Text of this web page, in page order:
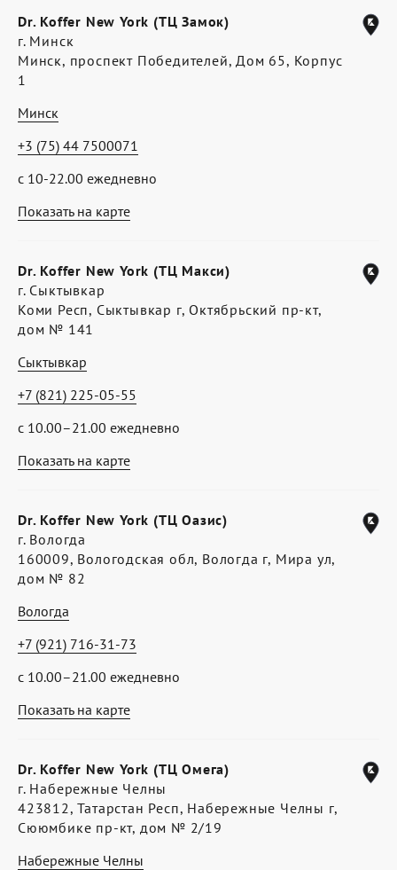
Показать на карте
Dr. Koffer New York (ТЦ Замок)
г. Минск
Минск, проспект Победителей, Дом 65, Корпус
1
Минск
с 10-22.00 ежедневно
+3 (75) 44 7500071
Показать на карте
Dr. Koffer New York (ТЦ Макси)
г. Сыктывкар
Коми Респ, Сыктывкар г, Октябрьский пр-кт,
дом № 141
Сыктывкар
с 10.00–21.00 ежедневно
+7 (821) 225-05-55
Показать на карте
Dr. Koffer New York (ТЦ Оазис)
г. Вологда
160009, Вологодская обл, Вологда г, Мира ул,
дом № 82
Вологда
с 10.00–21.00 ежедневно
+7 (921) 716-31-73
Dr. Koffer New York (ТЦ Омега)
г. Набережные Челны
423812, Татарстан Респ, Набережные Челны г,
Сююмбике пр-кт, дом № 2/19
Набережные Челны